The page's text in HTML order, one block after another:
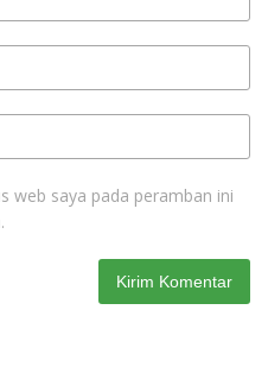
web saya pada peramban ini